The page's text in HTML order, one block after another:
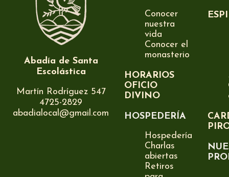
Abadía de Santa
Escolástica
Martín Rodríguez 547
4725-2829
abadialocal@gmail.com
Conocer
nuestra
vida
Conocer el
monasterio
HORARIOS
OFICIO
DIVINO
HOSPEDERÍA
Hospedería
Charlas
abiertas
Retiros